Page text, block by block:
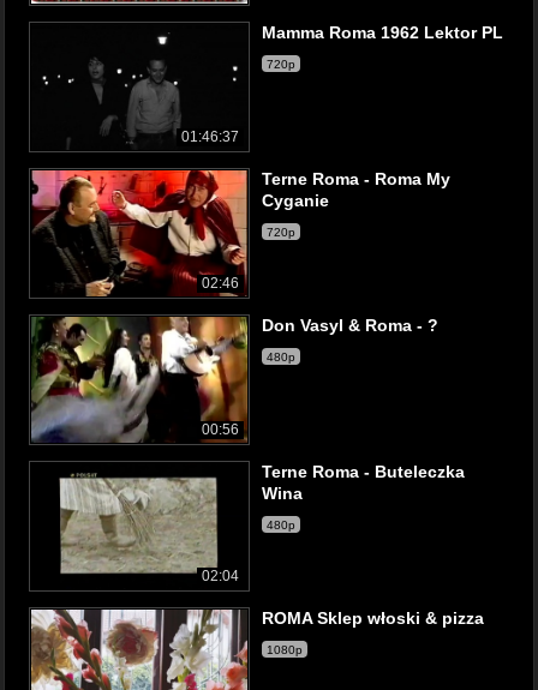
01:46:37
Mamma Roma 1962 Lektor PL
720p
02:46
Terne Roma - Roma My
Cyganie
720p
00:56
Don Vasyl & Roma - ?
480p
02:04
Terne Roma - Buteleczka
Wina
480p
ROMA Sklep włoski & pizza
1080p